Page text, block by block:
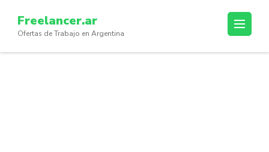
content
(Press
Freelancer.ar
Ofertas de Trabajo en Argentina